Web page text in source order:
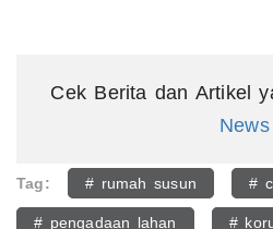
Cek Berita dan Artikel
News
Tag: # rumah susun #
# pengadaan lahan #